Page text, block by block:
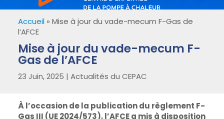
Accueil» Mise à jour du vade-mecum F-Gas de
l’AFCE
Mise à jour du vade-mecum F-
Gas de l’AFCE
23 Juin, 2025 | Actualités du CEPAC
À l’occasion de la publication du règlement F-
Gas III (UE 2024/573), l’AFCE a mis à disposition